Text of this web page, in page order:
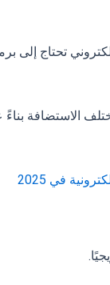
تحتاج إلى
بين 15-30 دولار سنويًا،
في 2025